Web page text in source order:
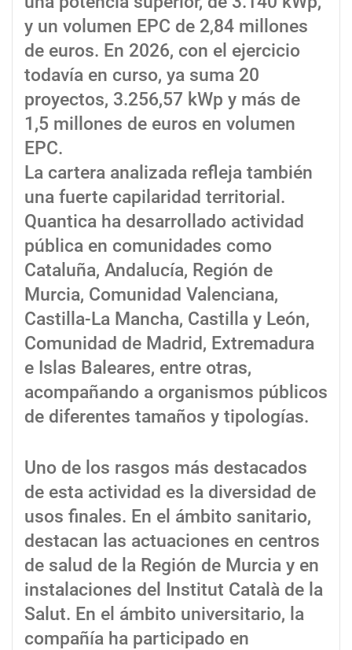
y un volumen EPC de 2,84 millones
de euros. En 2026, con el ejercicio
todavía en curso, ya suma 20
proyectos, 3.256,57 kWp y más de
1,5 millones de euros en volumen
EPC.
La cartera analizada refleja también
una fuerte capilaridad territorial.
Quantica ha desarrollado actividad
pública en comunidades como
Cataluña, Andalucía, Región de
Murcia, Comunidad Valenciana,
Castilla-La Mancha, Castilla y León,
Comunidad de Madrid, Extremadura
e Islas Baleares, entre otras,
acompañando a organismos públicos
de diferentes tamaños y tipologías.
Uno de los rasgos más destacados
de esta actividad es la diversidad de
usos finales. En el ámbito sanitario,
destacan las actuaciones en centros
de salud de la Región de Murcia y en
instalaciones del Institut Català de la
Salut. En el ámbito universitario, la
compañía ha participado en